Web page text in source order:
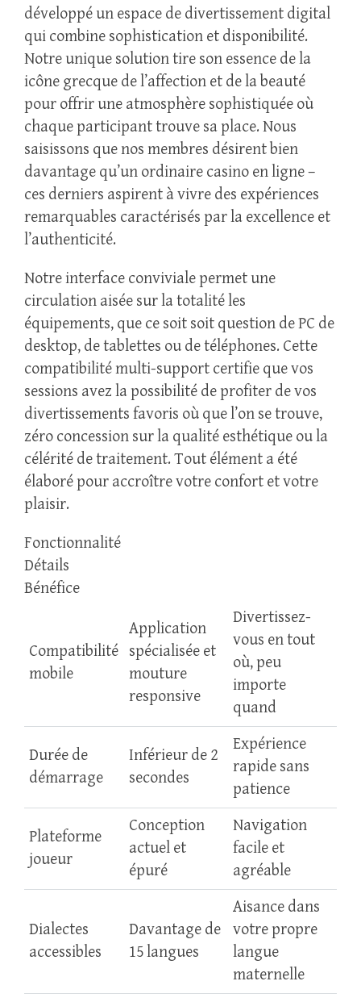
développé un espace de divertissement digital
qui combine sophistication et disponibilité.
Notre unique solution tire son essence de la
icône grecque de l’affection et de la beauté
pour offrir une atmosphère sophistiquée où
chaque participant trouve sa place. Nous
saisissons que nos membres désirent bien
davantage qu’un ordinaire casino en ligne –
ces derniers aspirent à vivre des expériences
remarquables caractérisés par la excellence et
l’authenticité.
Notre interface conviviale permet une
circulation aisée sur la totalité les
équipements, que ce soit soit question de PC de
desktop, de tablettes ou de téléphones. Cette
compatibilité multi-support certifie que vos
sessions avez la possibilité de profiter de vos
divertissements favoris où que l’on se trouve,
zéro concession sur la qualité esthétique ou la
célérité de traitement. Tout élément a été
élaboré pour accroître votre confort et votre
plaisir.
Fonctionnalité
Détails
Bénéfice
Compatibilité
mobile
Application
spécialisée et
mouture
responsive
Divertissez-
vous en tout
où, peu
importe
quand
Durée de
démarrage
Inférieur de 2
secondes
Expérience
rapide sans
patience
Plateforme
joueur
Conception
actuel et
épuré
Navigation
facile et
agréable
Dialectes
accessibles
Davantage de
15 langues
Aisance dans
votre propre
langue
maternelle